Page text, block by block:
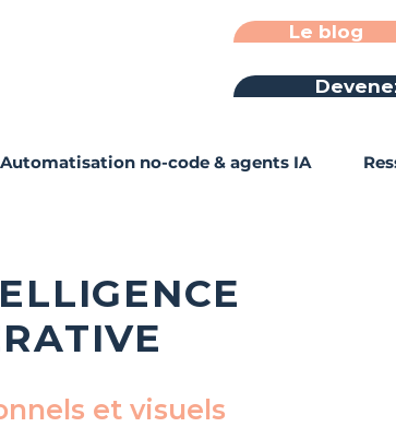
Le blog
Automatisation no-code & agents IA
et visuels